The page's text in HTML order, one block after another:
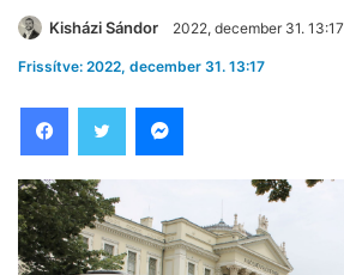
Kisházi Sándor 2022, december 31. 13:17
Frissítve: 2022, december 31. 13:17